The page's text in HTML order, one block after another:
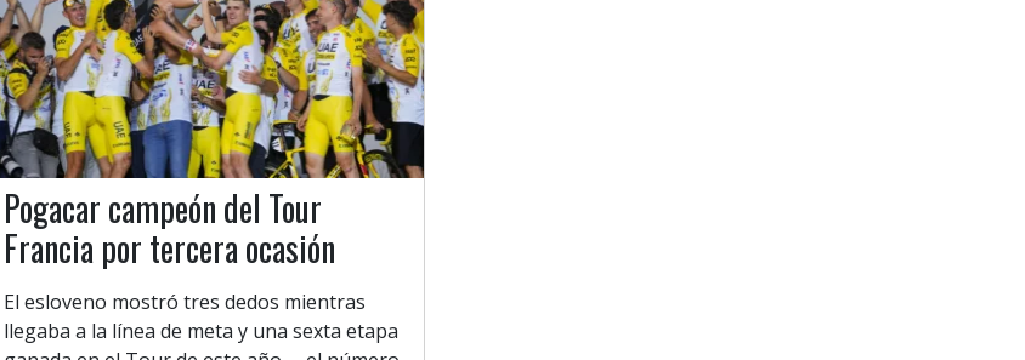
Pogacar campeón del Tour
Francia por tercera ocasión
El esloveno mostró tres dedos mientras
llegaba a la línea de meta y una sexta etapa